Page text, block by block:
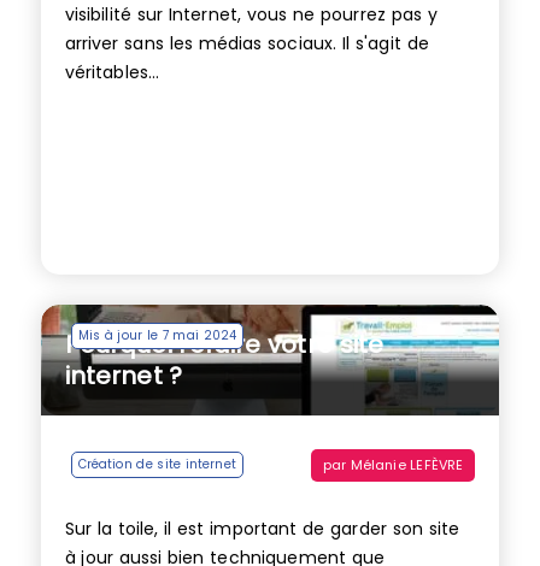
visibilité sur Internet, vous ne pourrez pas y
arriver sans les médias sociaux. Il s'agit de
véritables...
Mis à jour le 7 mai 2024
Pourquoi refaire votre site
internet ?
Création de site internet par Mélanie LEFÈVRE
Sur la toile, il est important de garder son site
à jour aussi bien techniquement que